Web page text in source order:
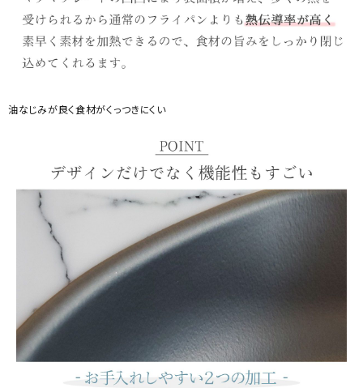
油なじみが良く食材がくっつきにくい